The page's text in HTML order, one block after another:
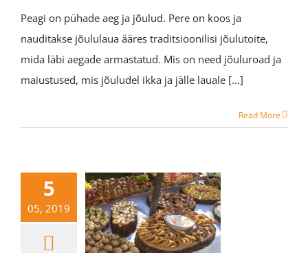
Peagi on pühade aeg ja jõulud. Pere on koos ja
nauditakse jõululaua ääres traditsioonilisi jõulutoite,
mida läbi aegade armastatud. Mis on need jõuluroad ja
maiustused, mis jõuludel ikka ja jälle lauale [...]
Read More
5
05, 2019